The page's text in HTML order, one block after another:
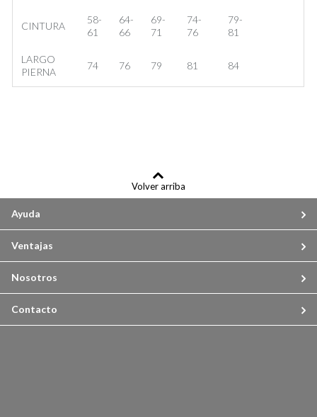
CINTURA
58-
61
64-
66
69-
71
74-
76
79-
81
LARGO
PIERNA
74 76 79 81 84
Volver arriba
Ayuda
Ventajas
Nosotros
Contacto